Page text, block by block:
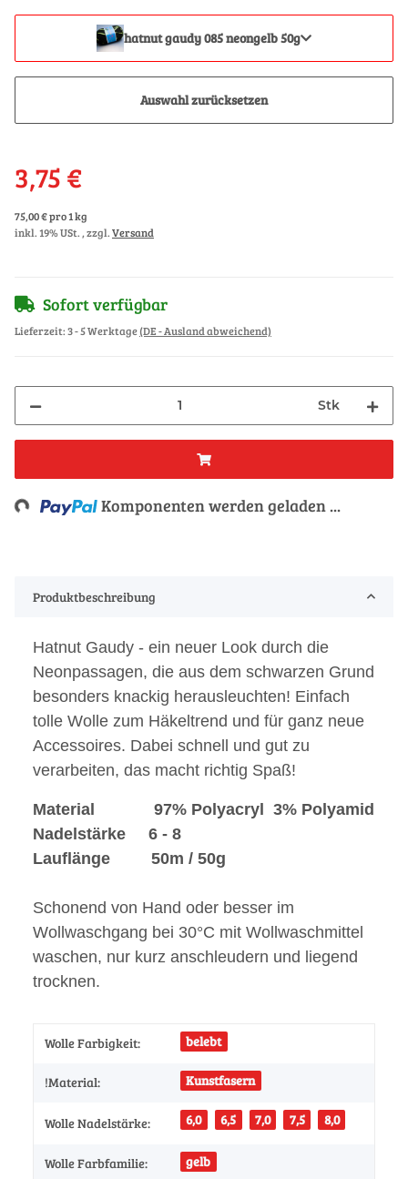
hatnut gaudy 085 neongelb 50g
Auswahl zurücksetzen
3,75 €
75,00 € pro 1 kg
inkl. 19% USt. , zzgl.Versand
Sofort verfügbar
Lieferzeit:3 - 5 Werktage(DE - Ausland abweichend)
Stk
Loading... Komponenten werden geladen ...
Produktbeschreibung
Hatnut Gaudy - ein neuer Look durch die
Neonpassagen, die aus dem schwarzen Grund
besonders knackig herausleuchten! Einfach
tolle Wolle zum Häkeltrend und für ganz neue
Accessoires. Dabei schnell und gut zu
verarbeiten, das macht richtig Spaß!
Material 97% Polyacryl 3% Polyamid
Nadelstärke 6 - 8
Lauflänge 50m / 50g
Schonend von Hand oder besser im
Wollwaschgang bei 30°C mit Wollwaschmittel
waschen, nur kurz anschleudern und liegend
trocknen.
Wolle Farbigkeit: belebt
!Material: Kunstfasern
Wolle Nadelstärke: 6,0 6,5 7,0 7,5 8,0
Wolle Farbfamilie: gelb